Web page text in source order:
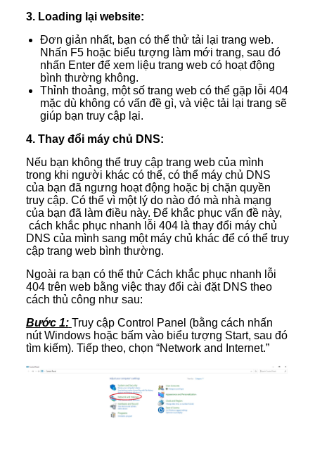
3. Loading lại website:
Đơn giản nhất, bạn có thể thử tải lại trang web.
Nhấn F5 hoặc biểu tượng làm mới trang, sau đó
nhấn Enter để xem liệu trang web có hoạt động
bình thường không.
Thỉnh thoảng, một số trang web có thể gặp lỗi 404
mặc dù không có vấn đề gì, và việc tải lại trang sẽ
giúp bạn truy cập lại.
4. Thay đổi máy chủ DNS:
Nếu bạn không thể truy cập trang web của mình
trong khi người khác có thể, có thể máy chủ DNS
của bạn đã ngưng hoạt động hoặc bị chặn quyền
truy cập. Có thể vì một lý do nào đó mà nhà mạng
của bạn đã làm điều này. Để khắc phục vấn đề này,
cách khắc phục nhanh lỗi 404 là thay đổi máy chủ
DNS của mình sang một máy chủ khác để có thể truy
cập trang web bình thường.
Ngoài ra bạn có thể thử Cách khắc phục nhanh lỗi
404 trên web bằng việc thay đổi cài đặt DNS theo
cách thủ công như sau:
Bước 1: Truy cập Control Panel (bằng cách nhấn
nút Windows hoặc bấm vào biểu tượng Start, sau đó
tìm kiếm). Tiếp theo, chọn “Network and Internet.”